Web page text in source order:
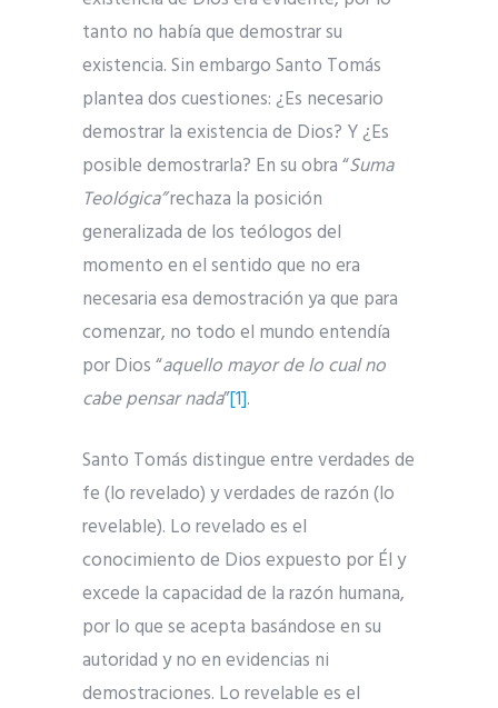
tanto no había que demostrar su
existencia. Sin embargo Santo Tomás
plantea dos cuestiones: ¿Es necesario
demostrar la existencia de Dios? Y ¿Es
posible demostrarla? En su obra “Suma
Teológica”rechaza la posición
generalizada de los teólogos del
momento en el sentido que no era
necesaria esa demostración ya que para
comenzar, no todo el mundo entendía
por Dios “aquello mayor de lo cual no
cabe pensar nada”[1].
Santo Tomás distingue entre verdades de
fe (lo revelado) y verdades de razón (lo
revelable). Lo revelado es el
conocimiento de Dios expuesto por Él y
excede la capacidad de la razón humana,
por lo que se acepta basándose en su
autoridad y no en evidencias ni
demostraciones. Lo revelablees el